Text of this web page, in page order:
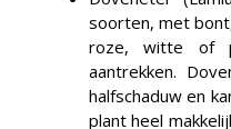
soorten, met
roze, witte of
aantrekken.
halfschaduw en
plant heel